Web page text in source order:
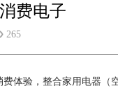
费电子
265
费体验，整合家用电器（